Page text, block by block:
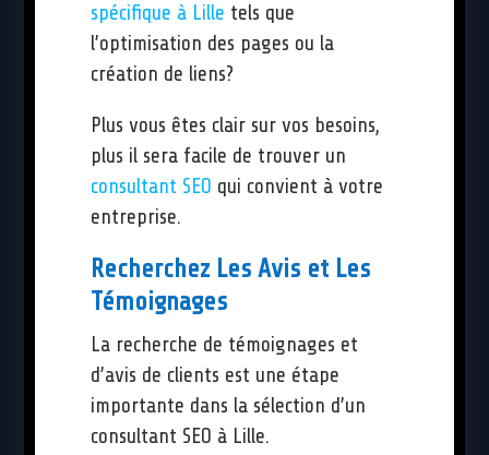
spécifique à Lille tels que
l’optimisation des pages ou la
création de liens?
Plus vous êtes clair sur vos besoins,
plus il sera facile de trouver un
consultant SEO qui convient à votre
entreprise.
Recherchez Les Avis et Les
Témoignages
La recherche de témoignages et
d’avis de clients est une étape
importante dans la sélection d’un
consultant SEO à Lille.